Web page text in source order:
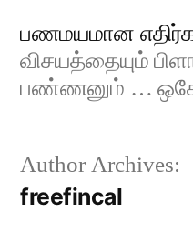
content
பணமயமான
விசயத்தையும்
பண்ணனும் …
Author Archives:
freefincal